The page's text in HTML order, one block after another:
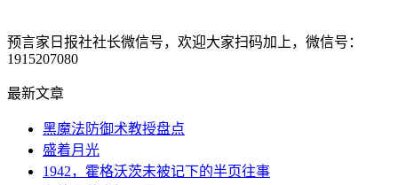
预言家日报社社长微信号，欢迎大家扫码加上，微信号：
1915207080
最新文章
黑魔法防御术教授盘点
盛着月光
1942，霍格沃茨未被记下的半页往事